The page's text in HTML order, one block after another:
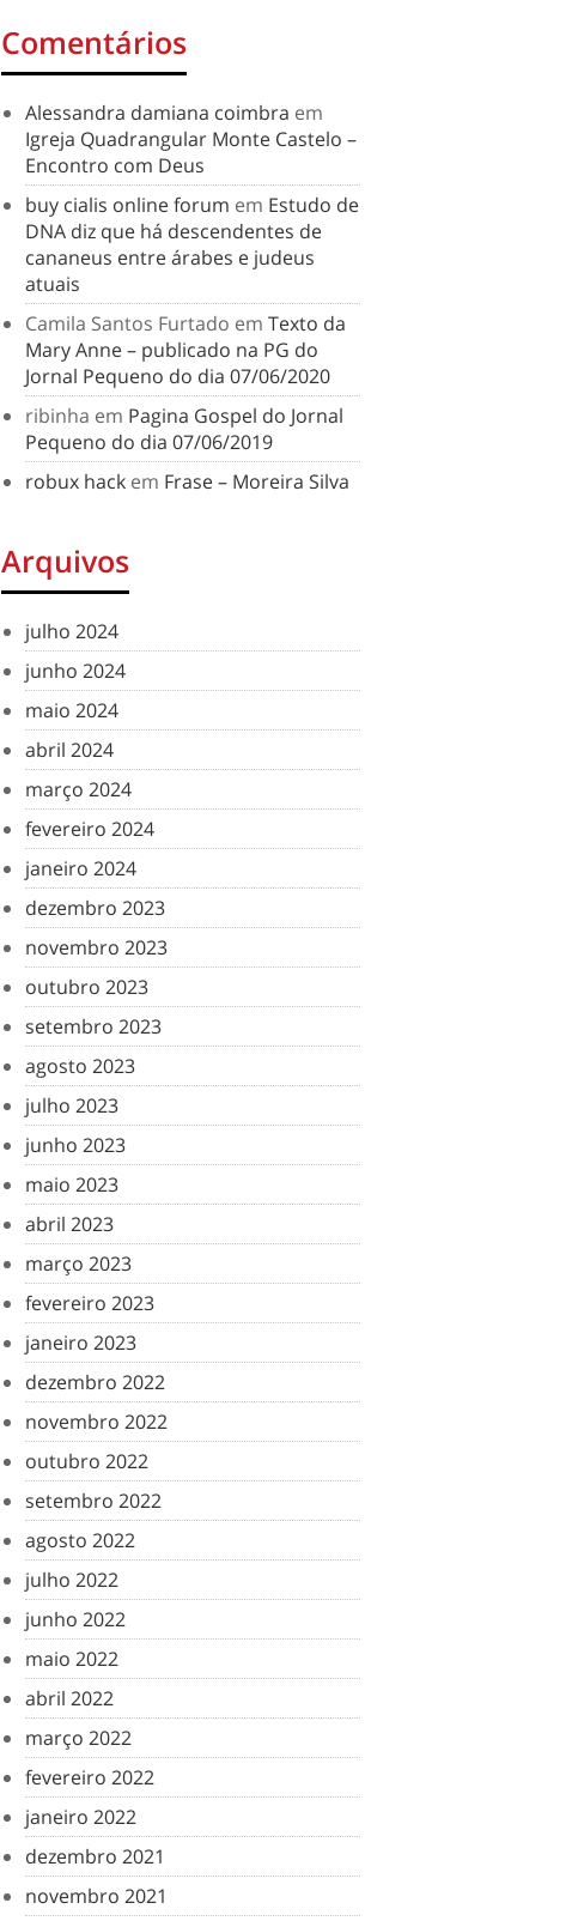
Comentários
Alessandra damiana coimbra em
Igreja Quadrangular Monte Castelo –
Encontro com Deus
buy cialis online forum em Estudo de
DNA diz que há descendentes de
cananeus entre árabes e judeus
atuais
Camila Santos Furtado em Texto da
Mary Anne – publicado na PG do
Jornal Pequeno do dia 07/06/2020
ribinha em Pagina Gospel do Jornal
Pequeno do dia 07/06/2019
robux hack em Frase – Moreira Silva
Arquivos
julho 2024
junho 2024
maio 2024
abril 2024
março 2024
fevereiro 2024
janeiro 2024
dezembro 2023
novembro 2023
outubro 2023
setembro 2023
agosto 2023
julho 2023
junho 2023
maio 2023
abril 2023
março 2023
fevereiro 2023
janeiro 2023
dezembro 2022
novembro 2022
outubro 2022
setembro 2022
agosto 2022
julho 2022
junho 2022
maio 2022
abril 2022
março 2022
fevereiro 2022
janeiro 2022
dezembro 2021
novembro 2021